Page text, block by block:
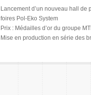
Lancement d’un nouveau hall de
foires Pol-Eko System
Prix : Médailles d’or du groupe
Mise en production en série des